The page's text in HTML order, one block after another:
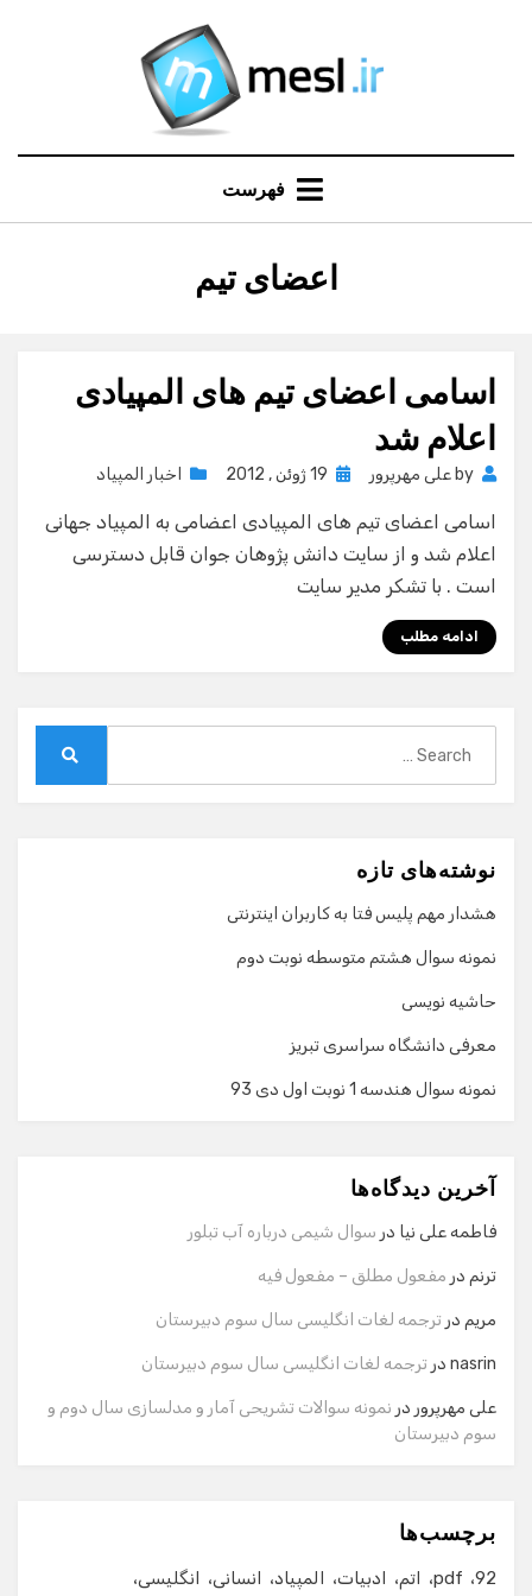
فهرست
برچسب
:
اعضای تیم
اسامی اعضای تیم های المپیادی
اعلام شد
by علی مهرپرور
Posted
19 ژوئن , 2012 اخبار المپیاد
اسامی اعضای تیم های المپیادی اعضامی به المپیاد جهانی
اعلام شد و از سایت دانش پژوهان جوان قابل دسترسی
است . با تشکر مدیر سایت
ادامه مطلب
نوشته‌های تازه
هشدار مهم پلیس فتا به کاربران اینترنتی
نمونه سوال هشتم متوسطه نوبت دوم
حاشیه نویسی
معرفی دانشگاه سراسری تبریز
نمونه سوال هندسه 1 نوبت اول دی 93
آخرین دیدگاه‌ها
فاطمه علی نیا در سوال شیمی درباره آب تبلور
ترنم در مفعول مطلق – مفعول فیه
مریم در ترجمه لغات انگلیسی سال سوم دبیرستان
nasrin در ترجمه لغات انگلیسی سال سوم دبیرستان
علی مهرپرور در نمونه سوالات تشریحی آمار و مدلسازی سال دوم و
سوم دبیرستان
برچسب‌ها
92
pdf اتم ادبیات المپیاد انسانی انگلیسی
گفت‌وگو با دستیار هوشمند
سلام! برای شروع گفت‌وگو لطفاً شماره تماس یا ایمیل خود را
وارد کنید.
ایمیل